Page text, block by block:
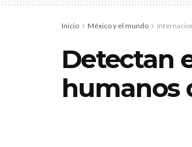
Inicio México y el mundo
Detectan
humanos